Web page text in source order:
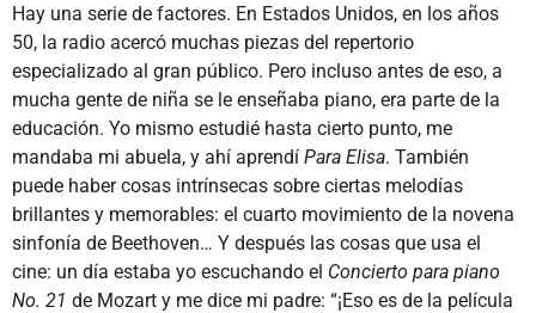
Hay una serie de factores. En Estados Unidos, en los años
50, la radio acercó muchas piezas del repertorio
especializado al gran público. Pero incluso antes de eso, a
mucha gente de niña se le enseñaba piano, era parte de la
educación. Yo mismo estudié hasta cierto punto, me
mandaba mi abuela, y ahí aprendí Para Elisa. También
puede haber cosas intrínsecas sobre ciertas melodías
brillantes y memorables: el cuarto movimiento de la novena
sinfonía de Beethoven… Y después las cosas que usa el
cine: un día estaba yo escuchando el Concierto para piano
No. 21 de Mozart y me dice mi padre: “¡Eso es de la película